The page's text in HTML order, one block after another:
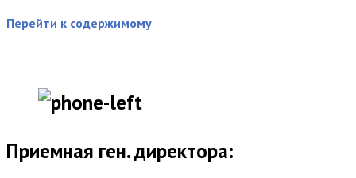
Перейти к содержимому
Приемная ген. директора: